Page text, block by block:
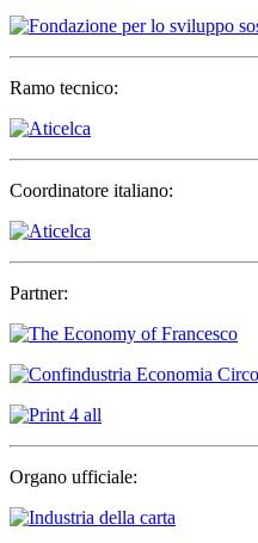
Ramo tecnico:
Coordinatore italiano:
Partner:
Organo ufficiale: